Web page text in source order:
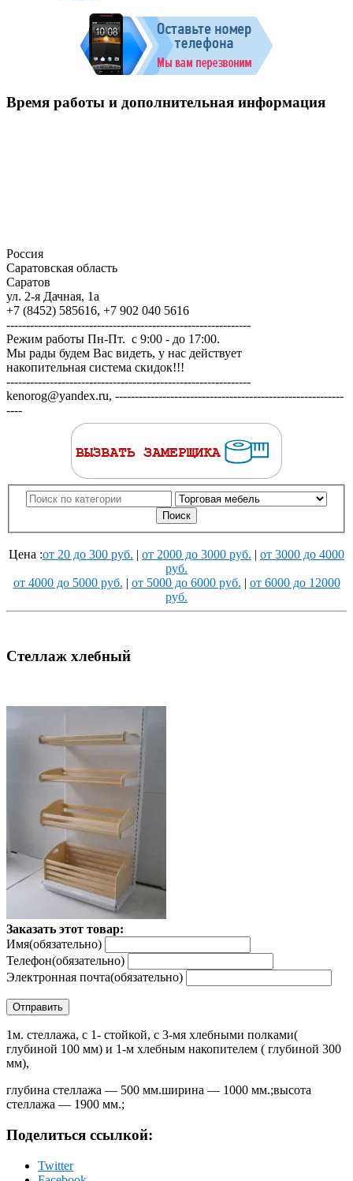
Время работы и дополнительная информация
Россия
Саратовская область
Саратов
ул. 2-я Дачная, 1а
+7 (8452) 585616, +7 902 040 5616
--------------------------------------------------------------
Режим работы Пн-Пт. с 9:00 - до 17:00.
Мы рады будем Вас видеть, у нас действует
накопительная система скидок!!!
--------------------------------------------------------------
kenorog@yandex.ru, ----------------------------------------------------------
----
Поиск
Цена :от 20 до 300 руб. | от 2000 до 3000 руб. | от 3000 до 4000
руб.
от 4000 до 5000 руб. | от 5000 до 6000 руб. | от 6000 до 12000
руб.
Стеллаж хлебный
Заказать этот товар:
Имя(обязательно)
Телефон(обязательно)
Электронная почта(обязательно)
Отправить
1м. стеллажа, с 1- стойкой, с 3-мя хлебными полками(
глубиной 100 мм) и 1-м хлебным накопителем ( глубиной 300
мм),
глубина стеллажа — 500 мм.ширина — 1000 мм.;высота
стеллажа — 1900 мм.;
Поделиться ссылкой:
Twitter